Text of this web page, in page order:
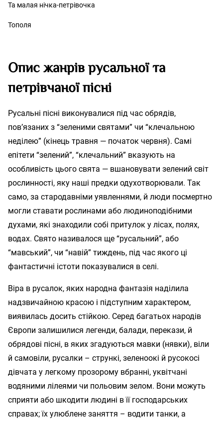
Та малая нічка-петрівочка
Тополя
Опис жанрів русальної та
петрівчаної пісні
Русальні пісні виконувалися під час обрядів,
пов’язаних з “зеленими святами” чи “клечальною
неділею” (кінець травня — початок червня). Самі
епітети “зелений”, “клечальний” вказують на
особливість цього свята — вшановувати зелений світ
рослинності, яку наші предки одухотворювали. Так
само, за стародавніми уявленнями, й люди посмертно
могли ставати рослинами або людиноподібними
духами, які знаходили собі притулок у лісах, полях,
водах. Свято називалося ще “русальний”, або
“мавський”, чи “навій” тиждень, під час якого ці
фантастичні істоти показувалися в селі.
Віра в русалок, яких народна фантазія наділила
надзвичайною красою і підступним характером,
виявилась досить стійкою. Серед багатьох народів
Європи залишилися легенди, балади, перекази, й
обрядові пісні, в яких згадуються мавки (нявки), віли
й самовіли, русалки – стрункі, зеленоокі й русокосі
дівчата у легкому прозорому вбранні, уквітчані
водяними лілеями чи польовим зелом. Вони можуть
сприяти або шкодити людині в її господарських
справах; їх улюблене заняття – водити танки, а